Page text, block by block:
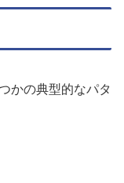
かの典型的なパタ